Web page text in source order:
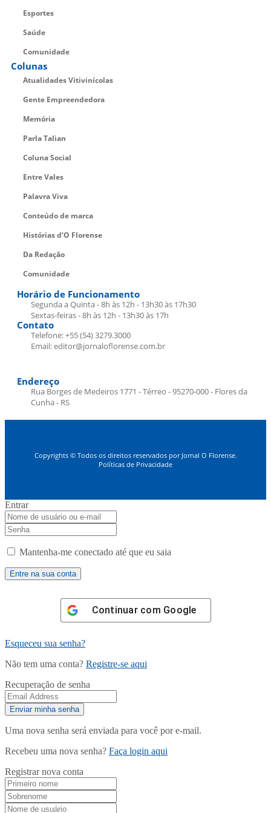
Esportes
Saúde
Comunidade
Colunas
Atualidades Vitivinícolas
Gente Empreendedora
Memória
Parla Talian
Coluna Social
Entre Vales
Palavra Viva
Conteúdo de marca
Histórias d’O Florense
Da Redação
Comunidade
Horário de Funcionamento
Segunda a Quinta - 8h às 12h - 13h30 às 17h30
Sextas-feiras - 8h às 12h - 13h30 às 17h
Contato
Telefone: +55 (54) 3279.3000
Email: editor@jornaloflorense.com.br
Endereço
Rua Borges de Medeiros 1771 - Térreo - 95270-000 - Flores da
Cunha - RS
Copyrights © Todos os direitos reservados por Jornal O Florense.
Políticas de Privacidade
Entrar
Mantenha-me conectado até que eu saia
Continuar com Google
Esqueceu sua senha?
Não tem uma conta? Registre-se aqui
Recuperação de senha
Uma nova senha será enviada para você por e-mail.
Recebeu uma nova senha? Faça login aqui
Registrar nova conta